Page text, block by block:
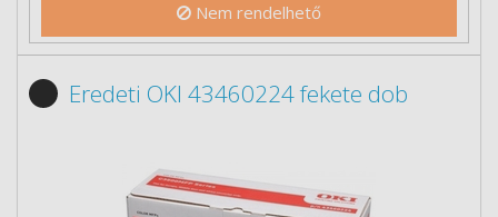
Nem rendelhető
Eredeti OKI 43460224 fekete dob